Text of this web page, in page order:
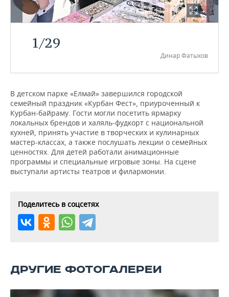
НЕФТЕХИМИЯ
ЭНЕРГЕТИКА
РОЗНИЧНАЯ ТОРГОВЛЯ
ТРАНСПОРТ
НОВОСТИ ТЕХНОЛОГИЙ
ТЕЛЕКОММУНИКАЦИИ
МЕРОПРИЯТИЯ
НОВОСТИ МЕРОПРИЯТИЙ
БИЗНЕС-БРАНЧИ
ONLINE-КОНФЕРЕНЦИИ
ОТКРЫТАЯ ЛЕКЦИЯ
СПОРТ
ФУТБОЛ
ХОККЕЙ
БАСКЕТБОЛ
ВОЛЕЙБОЛ
ФИГУРНОЕ КАТАНИЕ
ВОДНЫЕ ВИДЫ СПОРТА
НОВОСТИ ОБЩЕСТВА
ВЛАСТЬ
ИНФРАСТРУКТУРА
ИСТОРИЯ
МЕДИЦИНА
ОБРАЗОВАНИЕ
ФОТОГАЛЕРЕЯ
СЮЖЕТЫ
СПРАВОЧНИК
СПИСОК ПЕРСОН
ПОЛНАЯ ВЕРСИЯ
1/29
Динар Фатыхов
В детском парке «Елмай» завершился городской
семейный праздник «Курбан Фест», приуроченный к
Курбан-байраму. Гости могли посетить ярмарку
локальных брендов и халяль-фудкорт с национальной
кухней, принять участие в творческих и кулинарных
мастер-классах, а также послушать лекции о семейных
ценностях. Для детей работали анимационные
программы и специальные игровые зоны. На сцене
выступали артисты театров и филармонии.
Поделитесь в соцсетях
ДРУГИЕ ФОТОГАЛЕРЕИ